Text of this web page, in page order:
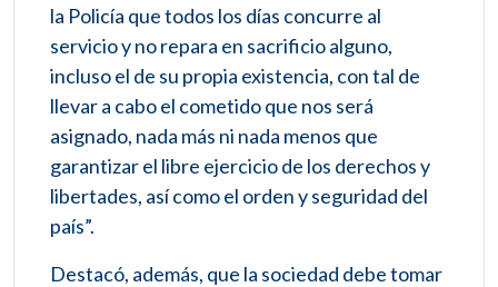
la Policía que todos los días concurre al
servicio y no repara en sacrificio alguno,
incluso el de su propia existencia, con tal de
llevar a cabo el cometido que nos será
asignado, nada más ni nada menos que
garantizar el libre ejercicio de los derechos y
libertades, así como el orden y seguridad del
país”.
Destacó, además, que la sociedad debe tomar